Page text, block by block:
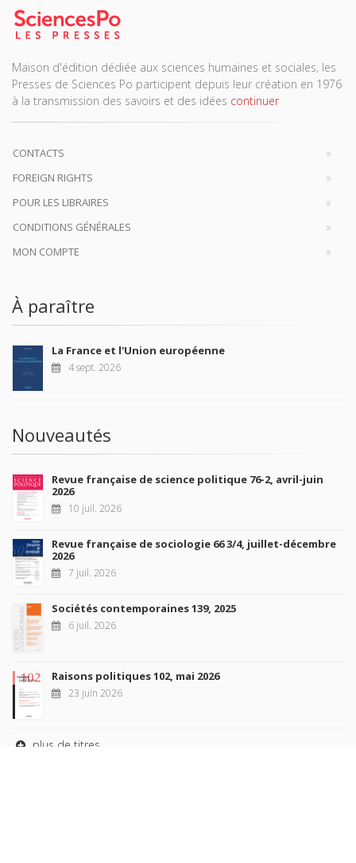
Maison d'édition dédiée aux sciences humaines et sociales, les
Presses de Sciences Po participent depuis leur création en 1976
à la transmission des savoirs et des idées continuer
CONTACTS
FOREIGN RIGHTS
POUR LES LIBRAIRES
CONDITIONS GÉNÉRALES
MON COMPTE
À paraître
La France et l'Union européenne
4 sept. 2026
Nouveautés
Revue française de science politique 76-2, avril-juin
2026
10 juil. 2026
Revue française de sociologie 66 3/4, juillet-décembre
2026
7 juil. 2026
Sociétés contemporaines 139, 2025
6 juil. 2026
Raisons politiques 102, mai 2026
23 juin 2026
plus de titres